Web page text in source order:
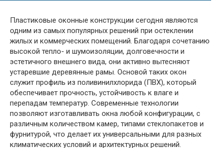
Пластиковые оконные конструкции сегодня являются
одним из самых популярных решений при остеклении
жилых и коммерческих помещений. Благодаря сочетанию
высокой тепло- и шумоизоляции, долговечности и
эстетичного внешнего вида, они активно вытесняют
устаревшие деревянные рамы. Основой таких окон
служит профиль из поливинилхлорида (ПВХ), который
обеспечивает прочность, устойчивость к влаге и
перепадам температур. Современные технологии
позволяют изготавливать окна любой конфигурации, с
различным количеством камер, типами стеклопакетов и
фурнитурой, что делает их универсальными для разных
климатических условий и архитектурных решений.